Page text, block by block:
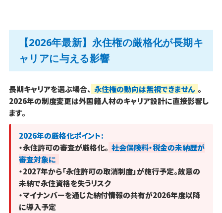
【2026年最新】永住権の厳格化が長期キ
ャリアに与える影響
長期キャリアを選ぶ場合、 永住権の動向は無視できません 。
2026年の制度変更は外国籍人材のキャリア設計に直接影響し
ます。
2026年の厳格化ポイント:
・永住許可の審査が厳格化。 社会保険料・税金の未納歴が
審査対象に
・2027年から「永住許可の取消制度」が施行予定。故意の
未納で永住資格を失うリスク
・マイナンバーを通じた納付情報の共有が2026年度以降
に導入予定